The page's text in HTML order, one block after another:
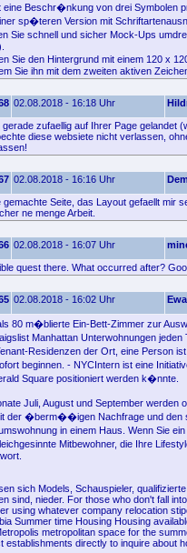
eine Beschr�nkung von drei Symbolen
sp�teren Version mit
Sie schnell und sicher Mock-Ups
Sie den Hintergrund mit einem 120 x
Sie ihn mit dem zweiten aktiven
02.08.2018 - 16:18 Uhr
gerade zufaellig auf Ihrer Page gelandet
diese websiete nicht verlassen,
02.08.2018 - 16:16 Uhr
gemachte Seite, das Layout gefaellt mir
ne menge Arbeit.
02.08.2018 - 16:07 Uhr
quest there. What occurred after?
02.08.2018 - 16:02 Uhr
80 m�blierte Ein-Bett-Zimmer zur
Manhattan Unterwohnungen
Residenzen der Ort, eine Person
beginnen. - NYCIntern ist eine
Square positioniert werden k�nnte.
Juli, August und September werden
der �berm��igen Nachfrage und den
in einem Haus. Wenn Sie
Mitbewohner, die Ihre
sich Models, Schauspieler,
sind, nieder. For those who don't fall
using whatever company relocation
Summer time Housing Housing
metropolitan space for the
establishments directly to inquire about